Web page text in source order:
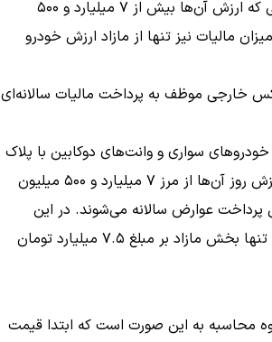
خودروی خود پرداخت کنند. بر اساس این دستورالعمل، خودروهایی که ارزش آن‌ها بیش از ۷ میلیارد و ۵۰۰
مالیات نیز تنها از مازاد ارزش خودرو
مالکان خودروهای لوکس خارجی موظف به پرداخت مالیات سالانه‌ای
جدیدی برای خودروهای سواری و وانت‌های دوکابین با پلاک
شخصی اتخاذ شده است که بر مبنای آن، تمامی خودروهایی که ارزش روز آن‌ها از مرز ۷ میلیارد و ۵۰۰ میلیون
پرداخت عوارض سالانه می‌شوند. در این
سازوکار جدید، مبنای محاسبه مالیات کل ارزش خودرو نیست بلکه تنها بخش مازاد بر مبلغ ۷.۵ میلیارد تومان
مالیات خودروهای لوکس خارجی در سال ۱۴۰۵، شیوه محاسبه به این صورت است که ابتدا قیمت